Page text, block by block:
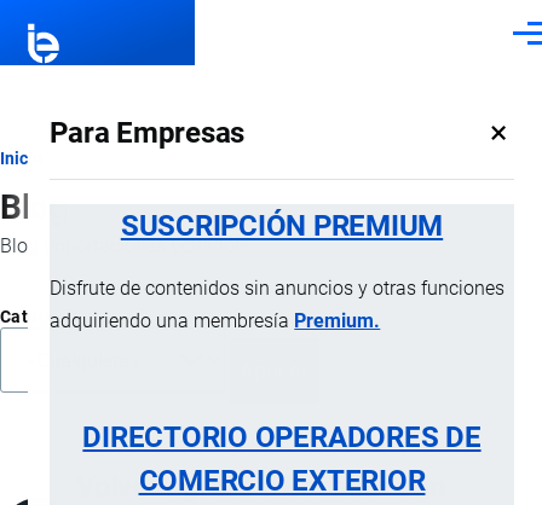
Para Empresas ×
SUSCRIPCIÓN PREMIUM
Disfrute de contenidos sin anuncios y otras funciones
adquiriendo una membresía Premium.
DIRECTORIO OPERADORES DE
COMERCIO EXTERIOR
Ruta
de
navegación
Inicio
Blog
Blog Importaciones Ecuador.
Categoría
Volvo regresa a Ecuador con